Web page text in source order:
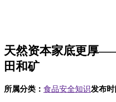
天然资本家底更厚
田和矿
所属分类： 食品安全知识发布时